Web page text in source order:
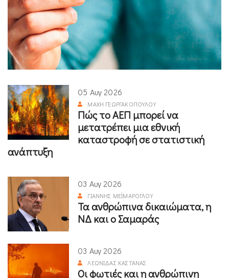
05 Αυγ 2026
ΜΆΧΗ ΓΕΩΡΓΑΚΟΠΟΎΛΟΥ
Πώς το ΑΕΠ μπορεί να
μετατρέπει μια εθνική
καταστροφή σε στατιστική
ανάπτυξη
03 Αυγ 2026
ΓΙΆΝΝΗΣ ΜΕΪΜΆΡΟΓΛΟΥ
Τα ανθρώπινα δικαιώματα, η
ΝΔ και ο Σαμαράς
03 Αυγ 2026
ΛΕΩΝΊΔΑΣ ΚΑΣΤΑΝΆΣ
Οι φωτιές και η ανθρώπινη